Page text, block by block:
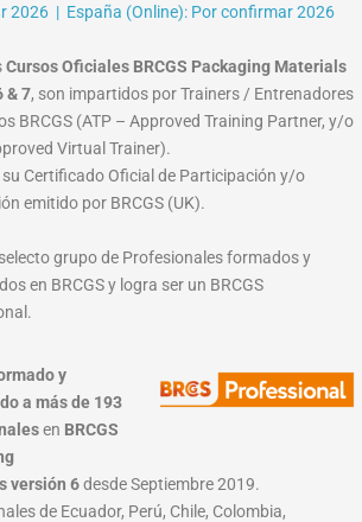
2026 | España (Online): Por confirmar 2026
Cursos Oficiales BRCGS Packaging Materials
& 7, son impartidos por Trainers / Entrenadores
BRCGS (ATP – Approved Training Partner, y/o
Virtual Trainer).
Certificado Oficial de Participación y/o
emitido por BRCGS (UK).
grupo de Profesionales formados y
en BRCGS y logra ser un BRCGS
y
a más de 193
en BRCGS
versión 6desde Septiembre 2019.
de Ecuador, Perú, Chile, Colombia,